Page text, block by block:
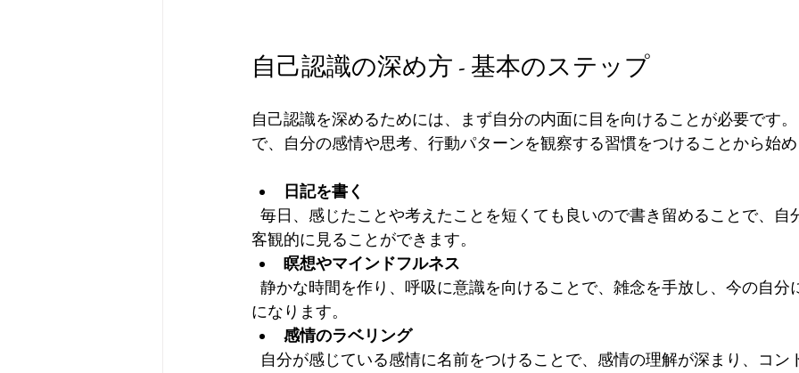
自己認識の深め方 - 基本のステップ
自己認識を深めるためには、まず自分の内面に目を向けることが必要です
で、自分の感情や思考、行動パターンを観察する習慣をつけることから始
日記を書く
客観的に見ることができます。
瞑想やマインドフルネス
になります。
感情のラベリング